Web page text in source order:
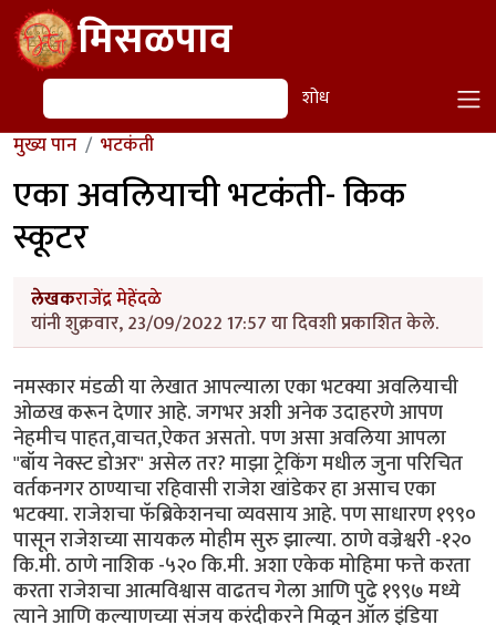
Skip to main contentमिसळपाव
शोध शोध
मुख्य पान भटकंती
एका अवलियाची भटकंती- किक
स्कूटर
लेखकराजेंद्र मेहेंदळे
यांनी शुक्रवार, 23/09/2022 17:57 या दिवशी प्रकाशित केले.
नमस्कार मंडळी या लेखात आपल्याला एका भटक्या अवलियाची
ओळख करून देणार आहे. जगभर अशी अनेक उदाहरणे आपण
नेहमीच पाहत,वाचत,ऐकत असतो. पण असा अवलिया आपला
"बॉय नेक्स्ट डोअर" असेल तर? माझा ट्रेकिंग मधील जुना परिचित
वर्तकनगर ठाण्याचा रहिवासी राजेश खांडेकर हा असाच एका
भटक्या. राजेशचा फॅब्रिकेशनचा व्यवसाय आहे. पण साधारण १९९०
पासून राजेशच्या सायकल मोहीम सुरु झाल्या. ठाणे वज्रेश्वरी -१२०
कि.मी. ठाणे नाशिक -५२० कि.मी. अशा एकेक मोहिमा फत्ते करता
करता राजेशचा आत्मविश्वास वाढतच गेला आणि पुढे १९९७ मध्ये
त्याने आणि कल्याणच्या संजय करंदीकरने मिळून ऑल इंडिया